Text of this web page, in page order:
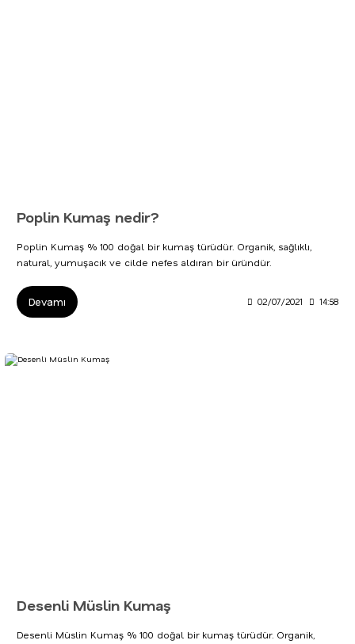
Poplin Kumaş nedir?
Poplin Kumaş % 100 doğal bir kumaş türüdür. Organik, sağlıklı,
natural, yumuşacık ve cilde nefes aldıran bir üründür.
Devamı 02/07/2021 14:58
Desenli Müslin Kumaş
Desenli Müslin Kumaş % 100 doğal bir kumaş türüdür. Organik,